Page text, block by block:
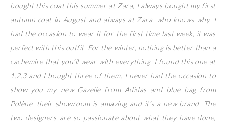
bought this coat this summer at Zara, I always bought my first
autumn coat in August and always at Zara, who knows why. I
had the occasion to wear it for the first time last week, it was
perfect with this outfit. For the winter, nothing is better than a
cachemire that you’ll wear with everything, I found this one at
1.2.3 and I bought three of them. I never had the occasion to
show you my new Gazelle from Adidas and blue bag from
Polène, their showroom is amazing and it’s a new brand. The
two designers are so passionate about what they have done,